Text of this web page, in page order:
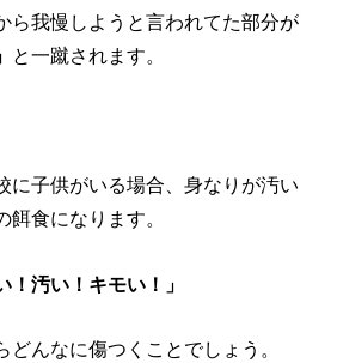
ら我慢しようと言われてた部分が
と一蹴されます。
に子供がいる場合、身なりが汚い
餌食になります。
！汚い！キモい！」
どんなに傷つくことでしょう。